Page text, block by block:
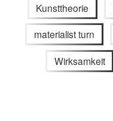
Kunsttheorie
materialist turn
Wirksamkeit